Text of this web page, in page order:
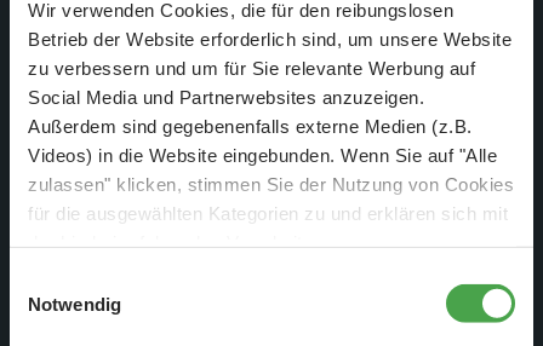
Wir verwenden Cookies, die für den reibungslosen
Betrieb der Website erforderlich sind, um unsere Website
zu verbessern und um für Sie relevante Werbung auf
Social Media und Partnerwebsites anzuzeigen.
Außerdem sind gegebenenfalls externe Medien (z.B.
Videos) in die Website eingebunden. Wenn Sie auf "Alle
zulassen" klicken, stimmen Sie der Nutzung von Cookies
für die ausgewählten Kategorien zu und erklären sich mit
diese Einstellungen jederzeit über die Schaltfläche
Notwendig
Allgemeines
Hamburg Dungeon
Kehrwieder 2
22457 Hamburg